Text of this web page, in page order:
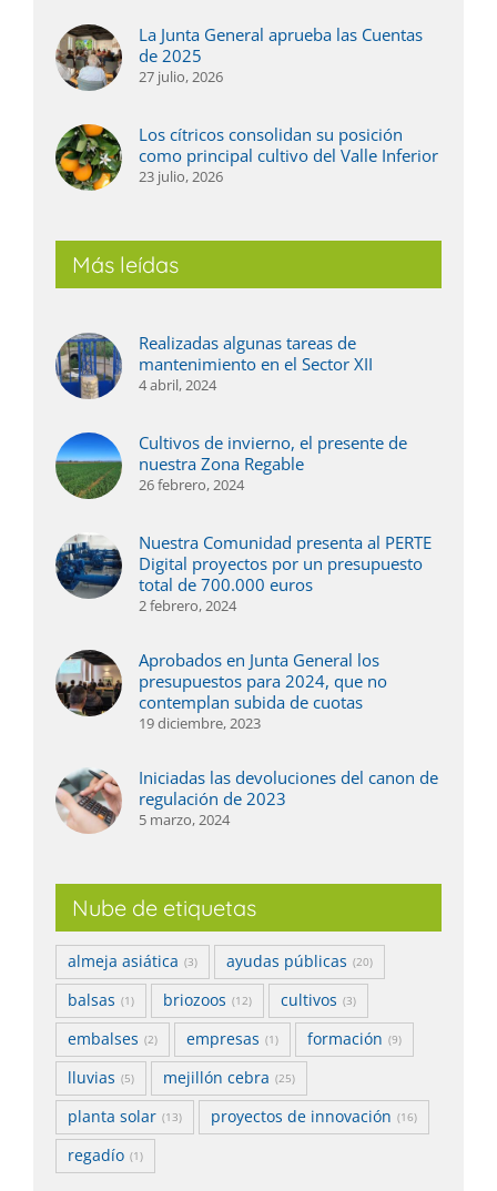
La Junta General aprueba las Cuentas
de 2025
27 julio, 2026
Los cítricos consolidan su posición
como principal cultivo del Valle Inferior
23 julio, 2026
Más leídas
Realizadas algunas tareas de
mantenimiento en el Sector XII
4 abril, 2024
Cultivos de invierno, el presente de
nuestra Zona Regable
26 febrero, 2024
Nuestra Comunidad presenta al PERTE
Digital proyectos por un presupuesto
total de 700.000 euros
2 febrero, 2024
Aprobados en Junta General los
presupuestos para 2024, que no
contemplan subida de cuotas
19 diciembre, 2023
Iniciadas las devoluciones del canon de
regulación de 2023
5 marzo, 2024
Nube de etiquetas
almeja asiática (3) ayudas públicas (20)
balsas (1) briozoos (12) cultivos (3)
embalses (2) empresas (1) formación (9)
lluvias (5) mejillón cebra (25)
planta solar (13) proyectos de innovación (16)
regadío (1)